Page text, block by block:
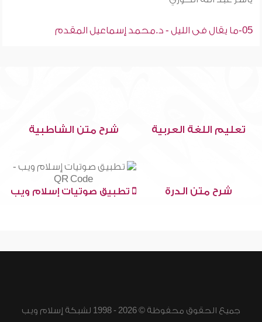
05-ما يقال فى الليل - د.محمد إسماعيل المقدم
تعليم اللغة العربية شرح متن الشاطبية
شرح متن الدرة تطبيق صوتيات إسلام ويب
جميع الحقوق محفوظة © 2026 - 1998 لشبكة إسلام ويب